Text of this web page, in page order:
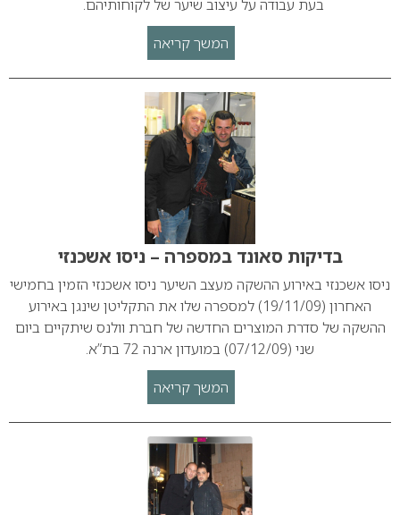
בעת עבודה על עיצוב שיער של לקוחותיהם.
המשך קריאה
בדיקות סאונד במספרה – ניסו אשכנזי
ניסו אשכנזי באירוע ההשקה מעצב השיער ניסו אשכנזי הזמין בחמישי
האחרון (19/11/09) למספרה שלו את התקליטן שינגן באירוע
ההשקה של סדרת המוצרים החדשה של חברת וולנס שיתקיים ביום
שני (07/12/09) במועדון ארנה 72 בת”א.
המשך קריאה